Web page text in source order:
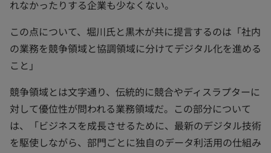
れなかったりする企業も少なくない。
この点について、堀川氏と黒木が共に提言するのは「社内
の業務を競争領域と協調領域に分けてデジタル化を進める
こと」
競争領域とは文字通り、伝統的に競合やディスラプターに
対して優位性が問われる業務領域だ。この部分について
は、「ビジネスを成長させるために、最新のデジタル技術
を駆使しながら、部門ごとに独自のデータ利活用の仕組み